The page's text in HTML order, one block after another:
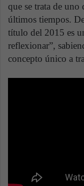
que se trata de uno
últimos tiempos.
título del 2015 es
reflexionar”,
concepto único a